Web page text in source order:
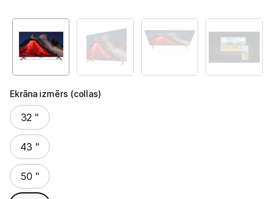
TV statīvi
Tet Virszemes televīzija
TV iekārtas
Ekrāna izmērs (collas)
Ekrāna izmērs (collas)
32 "
43 "
50 "